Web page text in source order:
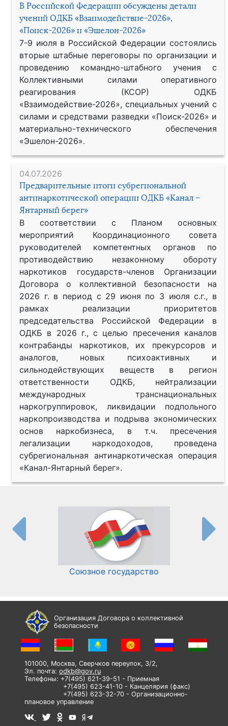
В Российской Федерации обсуждены детали
учений ОДКБ «Взаимодействие-2026»,
«Поиск-2026» и «Эшелон-2026»
7-9 июля в Российской Федерации состоялись
вторые штабные переговоры по организации и
проведению командно-штабного учения с
Коллективными силами оперативного
реагирования (КСОР) ОДКБ
«Взаимодействие-2026», специальных учений с
силами и средствами разведки «Поиск-2026» и
материально-технического обеспечения
«Эшелон-2026».
04.07.2026
Предварительные итоги субрегиональной
антинаркотической операции ОДКБ «Канал –
Янтарный берег»
В соответствии с Планом основных
мероприятий Координационного совета
руководителей компетентных органов по
противодействию незаконному обороту
наркотиков государств-членов Организации
Договора о коллективной безопасности на
2026 г. в период с 29 июня по 3 июля с.г., в
рамках реализации приоритетов
председательства Российской Федерации в
ОДКБ в 2026 г., с целью пресечения каналов
контрабанды наркотиков, их прекурсоров и
аналогов, новых психоактивных и
сильнодействующих веществ в регион
ответственности ОДКБ, нейтрализации
международных транснациональных
наркогруппировок, ликвидации подпольного
наркопроизводства и подрыва экономических
основ наркобизнеса, в т.ч. пресечения
легализации наркодоходов, проведена
субрегиональная антинаркотическая операция
«Канал-Янтарный берег».
Союзное государство
Организация Договора о коллективной
безопасности
101000, Москва, Сверчков переулок, 3/2,
Эл. почта: odkb@gov.ru
Телефоны: +7(495) 621-39-51 - Приемная
+7(495) 623-41-10 - Канцелярия (факс)
+7(495) 623-32-70 - Организационно-
плановое управление